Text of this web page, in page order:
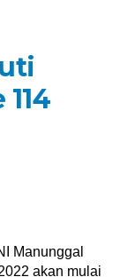
Manunggal
akan mulai